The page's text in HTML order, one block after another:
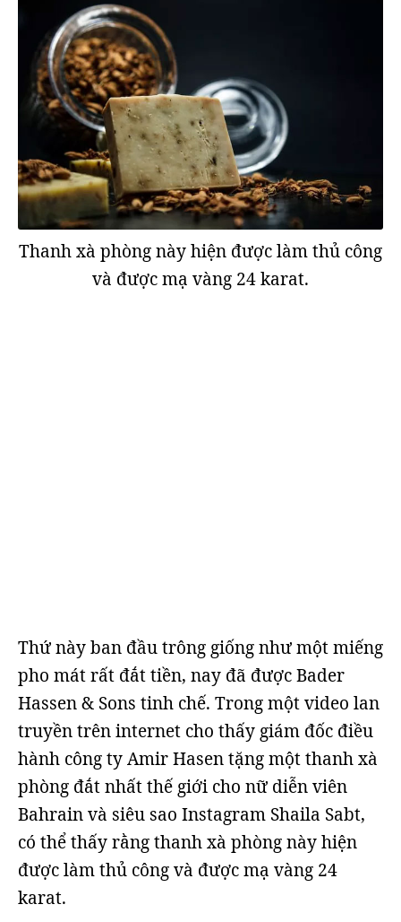
Thanh xà phòng này hiện được làm thủ công
và được mạ vàng 24 karat.
Thứ này ban đầu trông giống như một miếng
pho mát rất đắt tiền, nay đã được Bader
Hassen & Sons tinh chế. Trong một video lan
truyền trên internet cho thấy giám đốc điều
hành công ty Amir Hasen tặng một thanh xà
phòng đắt nhất thế giới cho nữ diễn viên
Bahrain và siêu sao Instagram Shaila Sabt,
có thể thấy rằng thanh xà phòng này hiện
được làm thủ công và được mạ vàng 24
karat.